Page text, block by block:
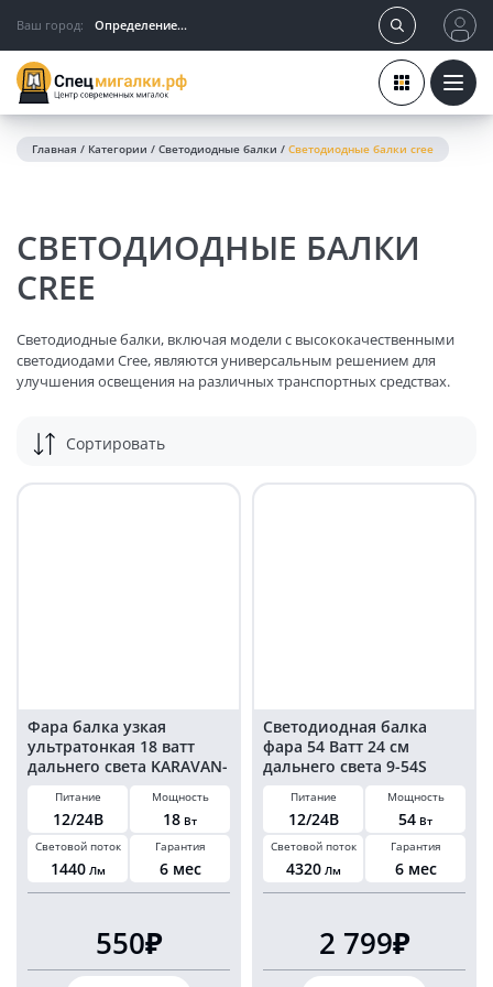
Ваш город: Определение...
Главная / Категории / Светодиодные балки / Светодиодные балки cree
СВЕТОДИОДНЫЕ БАЛКИ
CREE
Светодиодные балки, включая модели с высококачественными
светодиодами Cree, являются универсальным решением для
улучшения освещения на различных транспортных средствах.
установки и применения.
Не требует сверления кузова, что делает установку
простой и удобной.
Крыша автомобиля:
Оптимально для внедорожников и техники, работающей в
сложных условиях.
Обеспечивает мощное освещение на большие расстояния.
СВЕТОДИОДНЫЕ БАЛКИ:
Легковые автомобили:внедорожники, джипы, багги.
Сортировать
Фара балка узкая
ультратонкая 18 ватт
дальнего света KARAVAN-
352018Питание
12/24В
Мощность
18 Вт
Световой поток
1440 Лм
Гарантия
6 мес
550₽
Светодиодная балка
фара 54 Ватт 24 см
дальнего света 9-54S
Питание
12/24В
Мощность
54 Вт
Световой поток
4320 Лм
Гарантия
6 мес
2 799₽